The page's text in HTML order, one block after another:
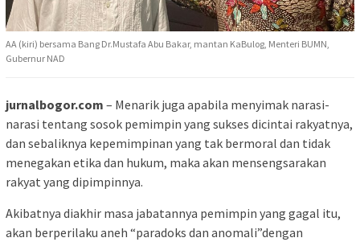
AA (kiri) bersama Bang Dr.Mustafa Abu Bakar, mantan KaBulog, Menteri BUMN,
Gubernur NAD
jurnalbogor.com – Menarik juga apabila menyimak narasi-
narasi tentang sosok pemimpin yang sukses dicintai rakyatnya,
dan sebaliknya kepemimpinan yang tak bermoral dan tidak
menegakan etika dan hukum, maka akan mensengsarakan
rakyat yang dipimpinnya.
Akibatnya diakhir masa jabatannya pemimpin yang gagal itu,
akan berperilaku aneh “paradoks dan anomali”dengan